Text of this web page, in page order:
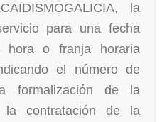
la
para una fecha
hora o franja horaria
el número de
formalización de la
la contratación de la